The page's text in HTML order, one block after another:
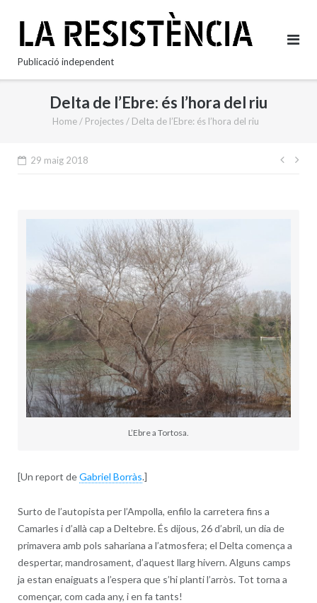
content
Publicació independent
Delta de l’Ebre: és l’hora del riu
Home/ Projectes/ Delta de l’Ebre: és l’hora del riu
29 maig 2018
L’Ebre a Tortosa.
[Un report deGabriel Borràs.]
Surto de l’autopista per l’Ampolla, enfilo la carretera fins a
Camarles i d’allà cap a Deltebre. És dijous, 26 d’abril, un dia de
primavera amb pols sahariana a l’atmosfera; el Delta comença a
despertar, mandrosament, d’aquest llarg hivern. Alguns camps
ja estan enaiguats a l’espera que s’hi planti l’arròs. Tot torna a
començar, com cada any, i en fa tants!